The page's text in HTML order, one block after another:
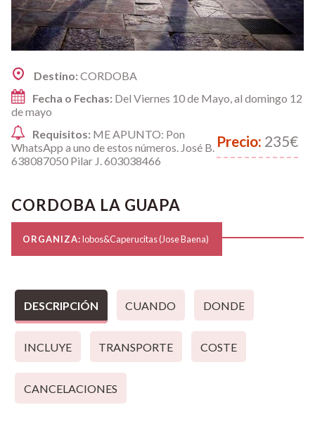
Destino:CORDOBA
Fecha o Fechas: Del Viernes 10 de Mayo, al domingo 12
de mayo
Precio: 235€
Requisitos: ME APUNTO: Pon
WhatsApp a uno de estos números. José B.
638087050 Pilar J. 603038466
CORDOBA LA GUAPA
ORGANIZA:lobos&Caperucitas (Jose Baena)
DESCRIPCIÓN CUANDO DONDE
INCLUYE TRANSPORTE COSTE
CANCELACIONES